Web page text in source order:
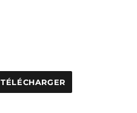
TÉLÉCHARGER